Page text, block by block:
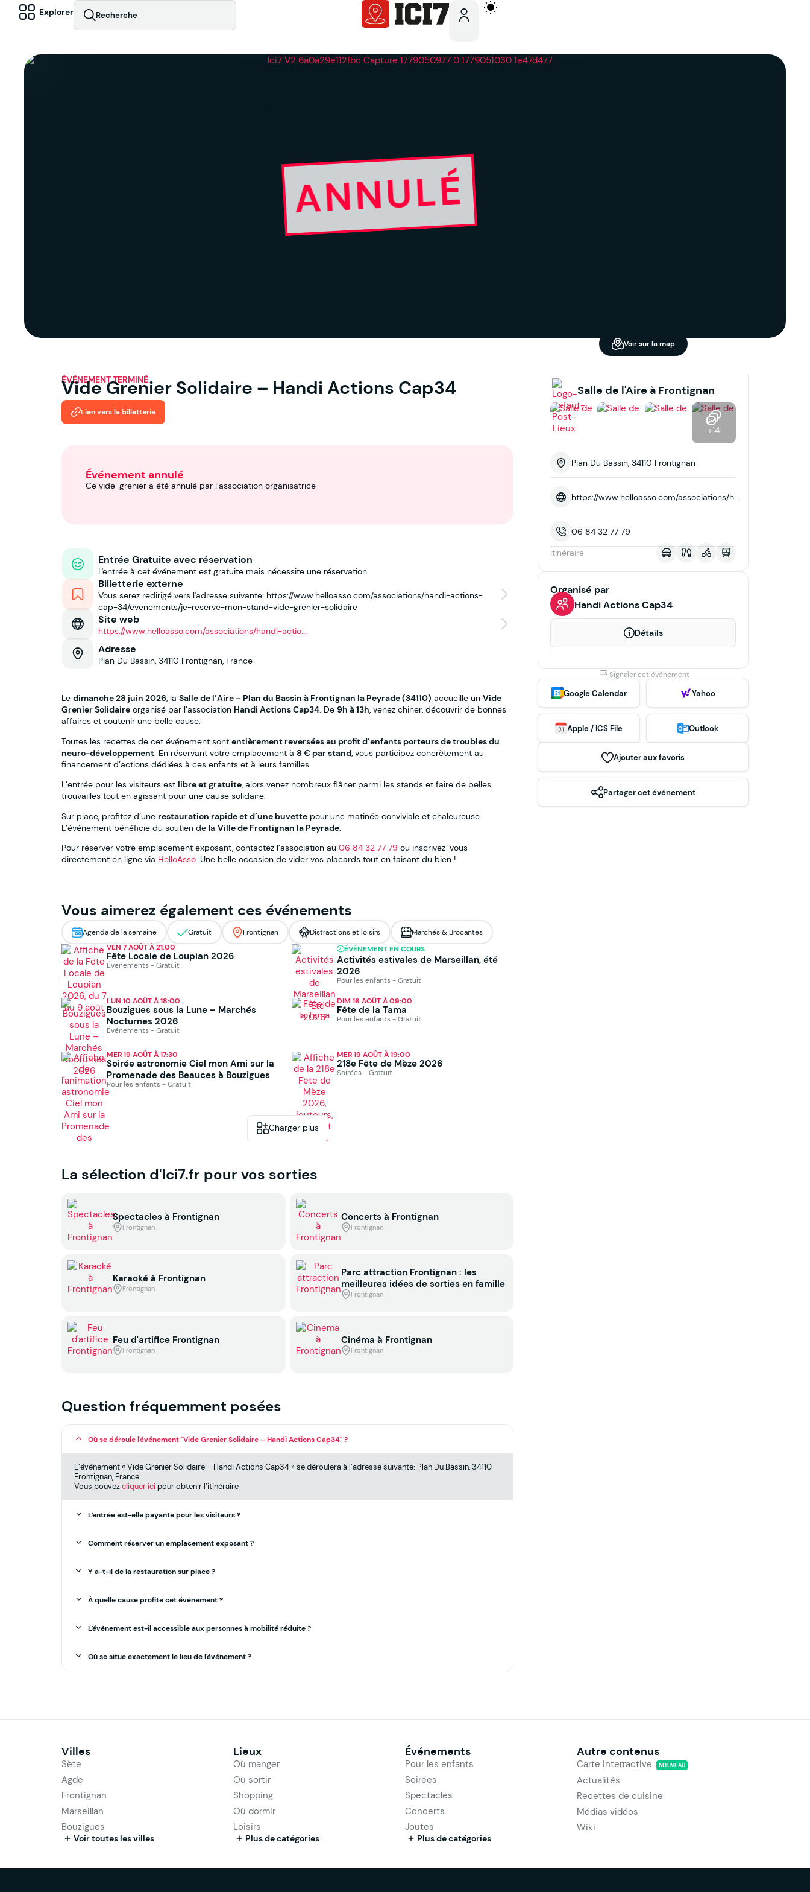
Explorer Recherche
ANNULÉ
ÉVÉNEMENT TERMINÉ
Vide Grenier Solidaire – Handi Actions Cap34
Événement annulé
Ce vide-grenier a été annulé par l’association organisatrice
Entrée Gratuite avec réservation
L'entrée à cet événement est gratuite mais nécessite une réservation
Billetterie externe
Vous serez redirigé vers l'adresse suivante: https://www.helloasso.com/associations/handi-actions-
cap-34/evenements/je-reserve-mon-stand-vide-grenier-solidaire
Site web
https://www.helloasso.com/associations/handi-actio...
Adresse
Plan Du Bassin, 34110 Frontignan, France
Le dimanche 28 juin 2026, la Salle de l’Aire – Plan du Bassin à Frontignan la Peyrade (34110) accueille un Vide
Grenier Solidaire organisé par l’association Handi Actions Cap34. De 9h à 13h, venez chiner, découvrir de bonnes
affaires et soutenir une belle cause.
Toutes les recettes de cet événement sont entièrement reversées au profit d’enfants porteurs de troubles du
neuro-développement. En réservant votre emplacement à 8 € par stand, vous participez concrètement au
financement d’actions dédiées à ces enfants et à leurs familles.
L’entrée pour les visiteurs est libre et gratuite, alors venez nombreux flâner parmi les stands et faire de belles
trouvailles tout en agissant pour une cause solidaire.
Sur place, profitez d’une restauration rapide et d’une buvette pour une matinée conviviale et chaleureuse.
L’événement bénéficie du soutien de la Ville de Frontignan la Peyrade
Pour réserver votre emplacement exposant, contactez l’association au 06 84 32 77 79 ou inscrivez-vous
directement en ligne via HelloAsso. Une belle occasion de vider vos placards tout en faisant du bien !
Lien vers la billetterie
Vous aimerez également ces événements
Agenda de la semaine Gratuit Frontignan Distractions et loisirs Marchés & Brocantes
VEN 7 AOÛT À 21:00
Fête Locale de Loupian 2026
Événements - Gratuit
ÉVÉNEMENT EN COURS
Activités estivales de Marseillan, été
2026
Pour les enfants - Gratuit
LUN 10 AOÛT À 18:00
Bouzigues sous la Lune – Marchés
Nocturnes 2026
Événements - Gratuit
DIM 16 AOÛT À 09:00
Fête de la Tama
Pour les enfants - Gratuit
MER 19 AOÛT À 17:30
Soirée astronomie Ciel mon Ami sur la
Promenade des Beauces à Bouzigues
Pour les enfants - Gratuit
MER 19 AOÛT À 19:00
218e Fête de Mèze 2026
Soirées - Gratuit
Charger plus
La sélection d'Ici7.fr pour vos sorties
Spectacles à Frontignan
Frontignan
Concerts à Frontignan
Frontignan
Karaoké à Frontignan
Frontignan
Parc attraction Frontignan : les
meilleures idées de sorties en famille
Frontignan
Feu d'artifice Frontignan
Frontignan
Cinéma à Frontignan
Frontignan
Question fréquemment posées
Où se déroule l'événement "Vide Grenier Solidaire – Handi Actions Cap34" ?
L’événement « Vide Grenier Solidaire – Handi Actions Cap34 » se déroulera à l’adresse suivante: Plan Du Bassin, 34110
Frontignan, France
Vous pouvezcliquer icipour obtenir l’itinéraire
L'entrée est-elle payante pour les visiteurs ?
Comment réserver un emplacement exposant ?
Y a-t-il de la restauration sur place ?
À quelle cause profite cet événement ?
L'événement est-il accessible aux personnes à mobilité réduite ?
Où se situe exactement le lieu de l'événement ?
Voir sur la map
Salle de l'Aire à Frontignan
+14
Plan Du Bassin, 34110 Frontignan
https://www.helloasso.com/associations/h...
06 84 32 77 79
Itinéraire
Organisé par
Handi Actions Cap34
Détails
Signaler cet événement
Google Calendar Yahoo
Apple / ICS File Outlook
Ajouter aux favoris
Partager cet événement
Villes
Sète
Agde
Frontignan
Marseillan
Bouzigues
Voir toutes les villes
Lieux
Où manger
Où sortir
Shopping
Où dormir
Loisirs
Plus de catégories
Événements
Pour les enfants
Soirées
Spectacles
Concerts
Joutes
Plus de catégories
Autre contenus
Carte interractive NOUVEAU
Actualités
Recettes de cuisine
Médias vidéos
Wiki